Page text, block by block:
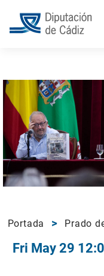
Portada Prado
Fri May 29